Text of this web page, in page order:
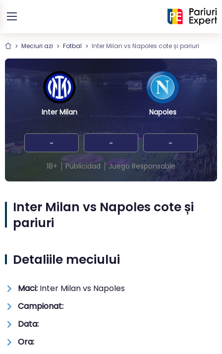
Meciuri azi Fotbal Inter Milan vs Napoles cote și pariuri
Inter Milan Napoles
- - -
18+ Publicidad Juego Responsable
Inter Milan vs Napoles cote și
pariuri
Detaliile meciului
Maci: Inter Milan vs Napoles
Campionat:
Data:
Ora: